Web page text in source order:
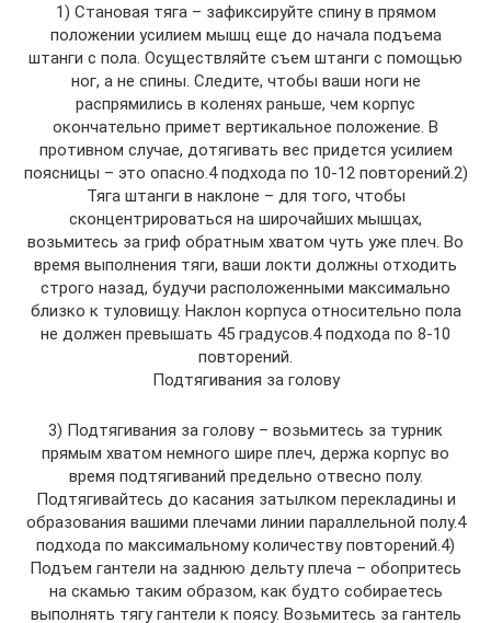
1) Становая тяга – зафиксируйте спину в прямом
положении усилием мышц еще до начала подъема
штанги с пола. Осуществляйте съем штанги с помощью
ног, а не спины. Следите, чтобы ваши ноги не
распрямились в коленях раньше, чем корпус
окончательно примет вертикальное положение. В
противном случае, дотягивать вес придется усилием
поясницы – это опасно.4 подхода по 10-12 повторений.2)
Тяга штанги в наклоне – для того, чтобы
сконцентрироваться на широчайших мышцах,
возьмитесь за гриф обратным хватом чуть уже плеч. Во
время выполнения тяги, ваши локти должны отходить
строго назад, будучи расположенными максимально
близко к туловищу. Наклон корпуса относительно пола
не должен превышать 45 градусов.4 подхода по 8-10
повторений.
Подтягивания за голову
3) Подтягивания за голову – возьмитесь за турник
прямым хватом немного шире плеч, держа корпус во
время подтягиваний предельно отвесно полу.
Подтягивайтесь до касания затылком перекладины и
образования вашими плечами линии параллельной полу.4
подхода по максимальному количеству повторений.4)
Подъем гантели на заднюю дельту плеча – обопритесь
на скамью таким образом, как будто собираетесь
выполнять тягу гантели к поясу. Возьмитесь за гантель